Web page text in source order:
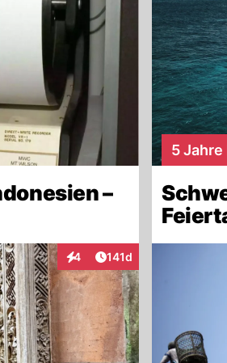
–
5 Jahre
4
InteraktionenArtikel veröffentlicht:
141d